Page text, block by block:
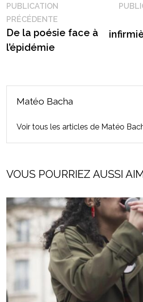
Navigation
de
l’article
PUBLICATION
PRÉCÉDENTEPublication
précédente :
De la poésie face à
l’épidémie
Matéo Bacha
Voir tous les articles de Matéo
VOUS POURRIEZ AUSSI